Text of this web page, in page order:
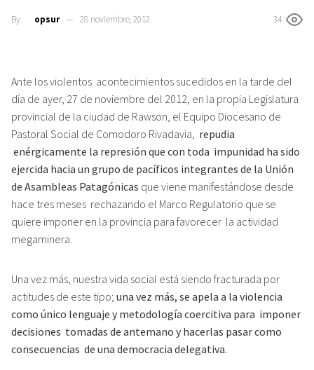
By opsur 28 noviembre, 2012 34
Ante los violentos acontecimientos sucedidos en la tarde del
día de ayer, 27 de noviembre del 2012, en la propia Legislatura
provincial de la ciudad de Rawson, el Equipo Diocesano de
Pastoral Social de Comodoro Rivadavia, repudia
enérgicamente la represión que con toda impunidad ha sido
ejercida hacia un grupo de pacíficos integrantes de la Unión
de Asambleas Patagónicas que viene manifestándose desde
hace tres meses rechazando el Marco Regulatorio que se
quiere imponer en la provincia para favorecer la actividad
megaminera.
Una vez más, nuestra vida social está siendo fracturada por
actitudes de este tipo; una vez más, se apela a la violencia
como único lenguaje y metodología coercitiva para imponer
decisiones tomadas de antemano y hacerlas pasar como
consecuencias de una democracia delegativa.